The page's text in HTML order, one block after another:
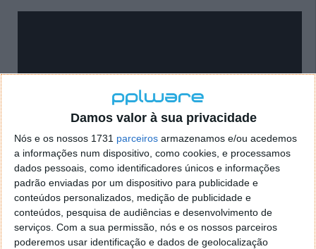
Damos valor à sua privacidade
Nós e os nossos 1731 parceiros armazenamos e/ou acedemos
a informações num dispositivo, como cookies, e processamos
dados pessoais, como identificadores únicos e informações
padrão enviadas por um dispositivo para publicidade e
conteúdos personalizados, medição de publicidade e
conteúdos, pesquisa de audiências e desenvolvimento de
serviços. Com a sua permissão, nós e os nossos parceiros
poderemos usar identificação e dados de geolocalização